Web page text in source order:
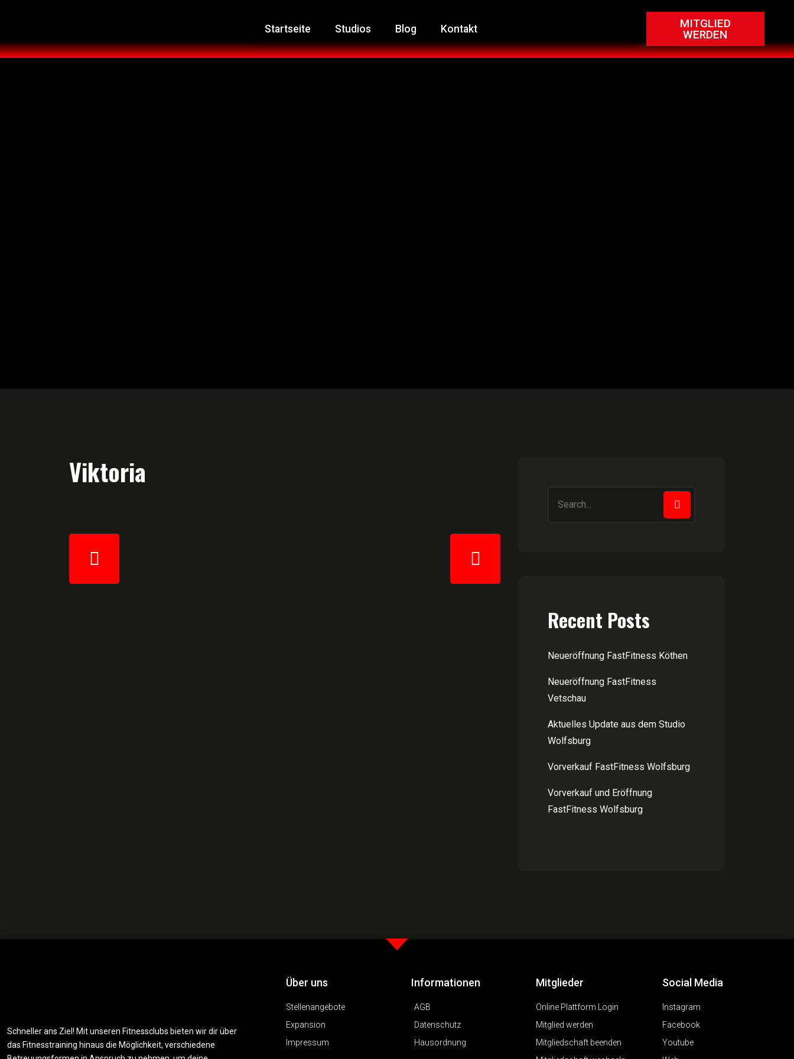
Startseite Studios Blog Kontakt
MITGLIED
WERDEN
Viktoria
Recent Posts
Neueröffnung FastFitness Köthen
Neueröffnung FastFitness
Vetschau
Aktuelles Update aus dem Studio
Wolfsburg
Vorverkauf FastFitness Wolfsburg
Vorverkauf und Eröffnung
FastFitness Wolfsburg
Schneller ans Ziel! Mit unseren Fitnessclubs bieten wir dir über
das Fitnesstraining hinaus die Möglichkeit, verschiedene
Über uns
Stellenangebote
Expansion
Impressum
Informationen
AGB
Datenschutz
Hausordnung
Mitglieder
Online Plattform Login
Mitglied werden
Mitgliedschaft beenden
Social Media
Instagram
Facebook
Youtube